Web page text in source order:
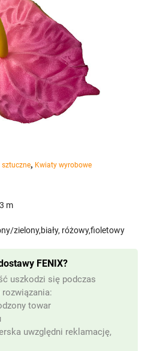
sztuczne, Kwiaty wyrobowe
m
zielony,biały, różowy,fioletowy
FENIX?
uszkodzi się podczas
towar
uwzględni reklamację,